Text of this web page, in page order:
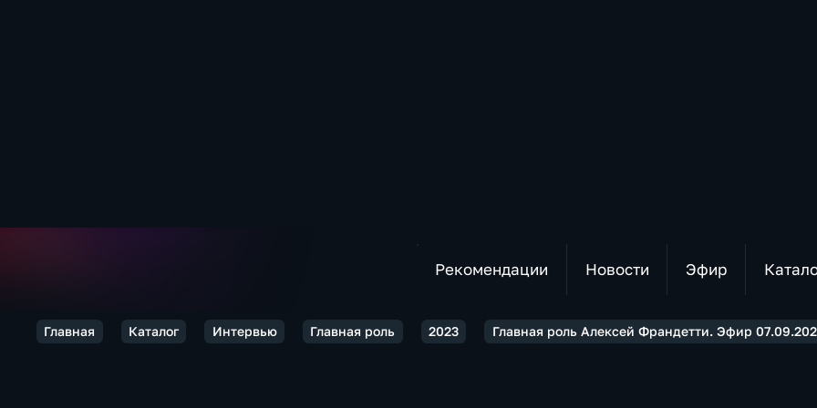
Рекомендации Новости Эфир
Главная Каталог Интервью Главная роль 2023 Главная роль Алексей Франдетти. Эфир